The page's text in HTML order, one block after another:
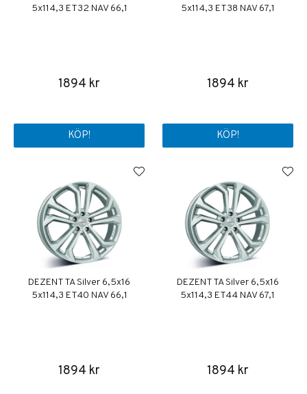
5x114,3 ET32 NAV 66,1
1894 kr
KÖP!
5x114,3 ET38 NAV 67,1
1894 kr
KÖP!
DEZENT TA Silver 6,5x16
5x114,3 ET40 NAV 66,1
1894 kr
DEZENT TA Silver 6,5x16
5x114,3 ET44 NAV 67,1
1894 kr